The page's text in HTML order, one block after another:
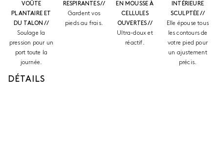
VOÛTE
PLANTAIRE ET
DU TALON //
Soulage la
pression pour un
port toute la
journée.
RESPIRANTES //
Gardent vos
pieds au frais.
EN MOUSSE À
CELLULES
OUVERTES //
Ultra-doux et
réactif.
INTÉRIEURE
SCULPTÉE //
Elle épouse tous
les contours de
votre pied pour
un ajustement
précis.
DÉTAILS